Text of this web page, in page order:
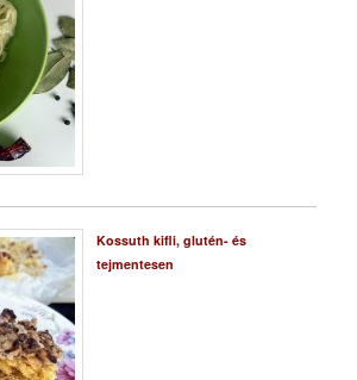
Kossuth kifli, glutén- és
tejmentesen